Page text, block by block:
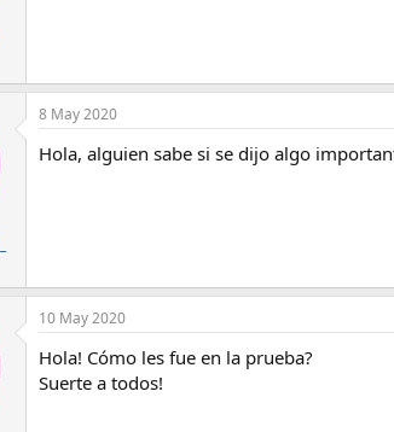
8 May 2020
Hola, alguien sabe si se dijo algo
10 May 2020
Hola! Cómo les fue en la prueba?
Suerte a todos!